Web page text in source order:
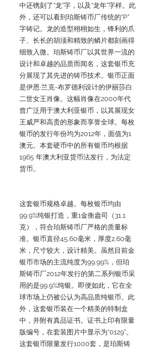
中还镌刻了“龙”字，以及“龙年”字样。此
外，还可以看到珀斯铸币厂传统的“P”
字铸记。龙的造型栩栩如生，锋利的爪
子、长长的胡须和精致的鳞片都刻画得
细致入微。珀斯铸币厂以其世界一流的
设计和卓越的品质而闻名，这套银币充
分展现了其先进的铸币技术。银币正面
是伊恩·兰克-布罗德利设计的伊丽莎白
二世女王肖像。这幅肖像在2000年代
曾广泛用于澳大利亚银币，以其展现女
王威严和高贵的形象而享誉全球。每枚
银币的发行年份均为2012年，面值为1
澳元。本套硬币中的所有银币均根据
1965 年澳大利亚货币法发行，为法定
货币。
这套银币规格卓越。每枚银币均由
99.9%纯银打造，重1金衡盎司（31.1
克），符合珀斯铸币厂严格的质量标
准。银币直径45.60毫米，厚度2.60毫
米，尺寸较大，设计精美。虽然目前金
银币市场的主流纯度为99.99%，但珀
斯铸币厂2012年发行的第二系列银币采
用的是99.9%纯银。即便如此，它在全
球市场上仍被公认为高品质纯银币。此
外，这套银币装在一个精美的特制盒
中，并附有真品证书。证书上印有限量
版编号，在套装图片中显示为“0129”。
这套银币限量发行1000套，是珀斯铸